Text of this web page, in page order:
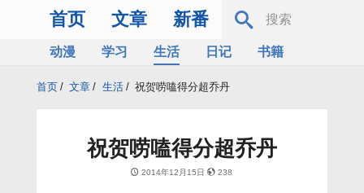
首页 文章 新番
动漫 学习 生活 日记
书籍
首页 / 文章 / 生活 / 祝贺唠嗑得分超乔丹
祝贺唠嗑得分超乔丹
2014年12月15日 238